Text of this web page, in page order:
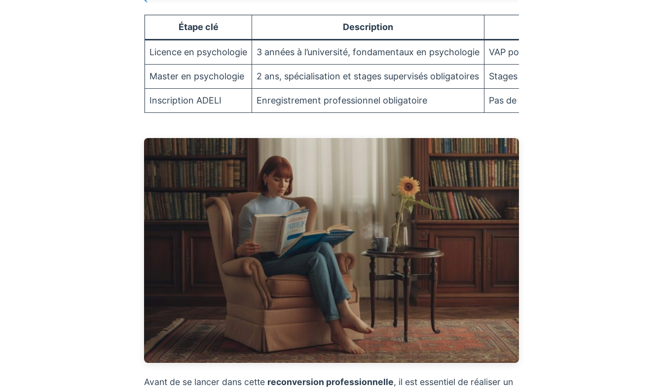
Étape clé Description
Licence en psychologie 3 années à l’université, fondamentaux en psychologie VAP possible, remise à niveau
Master en psychologie 2 ans, spécialisation et stages supervisés obligatoires Stages adaptés, éventuelles années de
Inscription ADELI Enregistrement professionnel obligatoire Pas de spécificité
Avant de se lancer dans cette reconversion professionnelle, il est essentiel de réaliser un